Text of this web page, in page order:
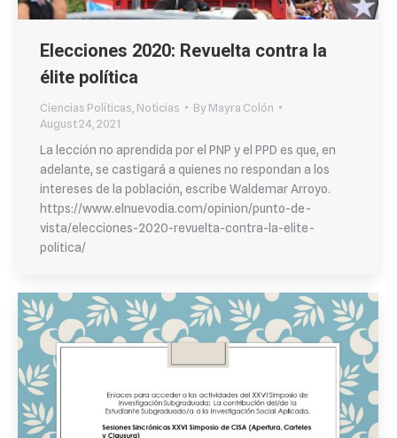
Elecciones 2020: Revuelta contra la
élite política
Ciencias Políticas Noticias ByMayra Colón
August 24, 2021
La lección no aprendida por el PNP y el PPD es que, en
adelante, se castigará a quienes no respondan a los
intereses de la población, escribe Waldemar Arroyo.
https://www.elnuevodia.com/opinion/punto-de-
vista/elecciones-2020-revuelta-contra-la-elite-
politica/